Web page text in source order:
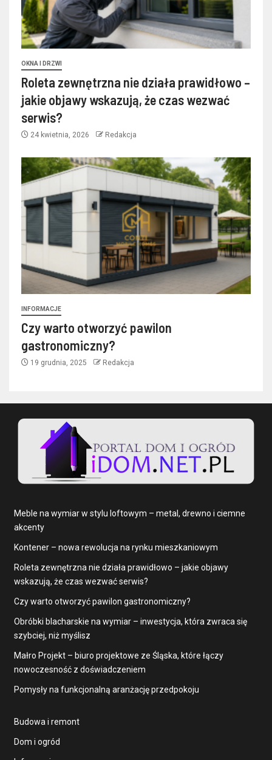
OKNA I DRZWI
Roleta zewnętrzna nie działa prawidłowo –
jakie objawy wskazują, że czas wezwać
serwis?
24 kwietnia, 2026 Redakcja
INFORMACJE
Czy warto otworzyć pawilon
gastronomiczny?
19 grudnia, 2025 Redakcja
Meble na wymiar w stylu loftowym – metal, drewno i ciemne
akcenty
Kontener – nowa rewolucja na rynku mieszkaniowym
Roleta zewnętrzna nie działa prawidłowo – jakie objawy
wskazują, że czas wezwać serwis?
Czy warto otworzyć pawilon gastronomiczny?
Obróbki blacharskie na wymiar – inwestycja, która zwraca się
szybciej, niż myślisz
Małro Projekt – biuro projektowe ze Śląska, które łączy
nowoczesność z doświadczeniem
Pomysły na funkcjonalną aranżację przedpokoju
Budowa i remont
Dom i ogród